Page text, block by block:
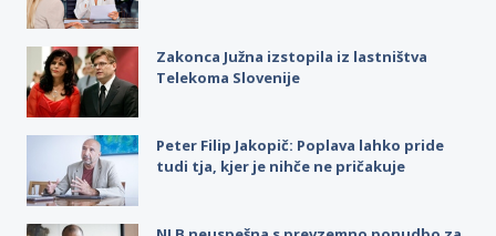
Zakonca Južna izstopila iz lastništva
Telekoma Slovenije
Peter Filip Jakopič: Poplava lahko pride
tudi tja, kjer je nihče ne pričakuje